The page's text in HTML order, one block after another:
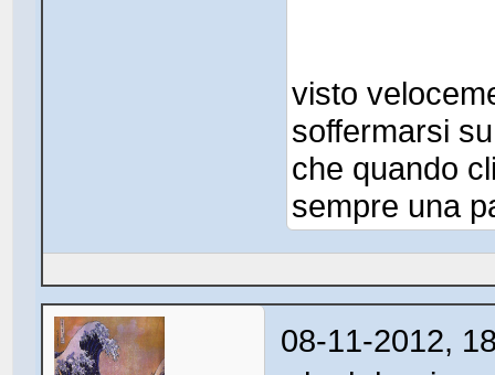
visto
soffermarsi
che quando
sempre una
08-11-2012,